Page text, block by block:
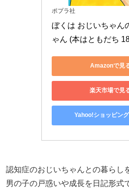
ポプラ社
ぼくは おじいちゃん
ゃん (本はともだち
Amazonで見
楽天市場で見
Yahoo!ショッピン
認知症のおじいちゃんとの暮らし
男の子の戸惑いや成長を日記形式